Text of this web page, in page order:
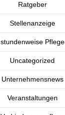
Ratgeber
Stellenanzeige
stundenweise Pflege
Uncategorized
Unternehmensnews
Veranstaltungen